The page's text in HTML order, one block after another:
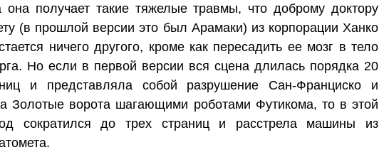
она получает такие тяжелые травмы, что доброму доктору
(в прошлой версии это был Арамаки) из корпорации Ханко
ничего другого, кроме как пересадить ее мозг в тело
Но если в первой версии вся сцена длилась порядка 20
и представляла собой разрушение Сан-Франциско и
Золотые ворота шагающими роботами Футикома, то в этой
сократился до трех страниц и расстрела машины из